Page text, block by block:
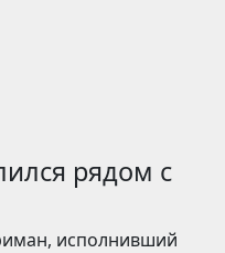
рядом с
исполнивший